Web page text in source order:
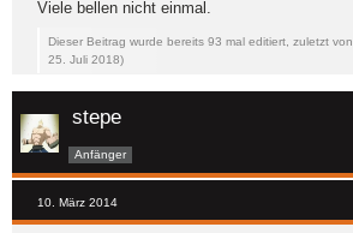
Viele bellen nicht einmal.
Dieser Beitrag wurde bereits 93 mal editiert, zuletzt von
25. Juli 2018)
stepe
Anfänger
10. März 2014